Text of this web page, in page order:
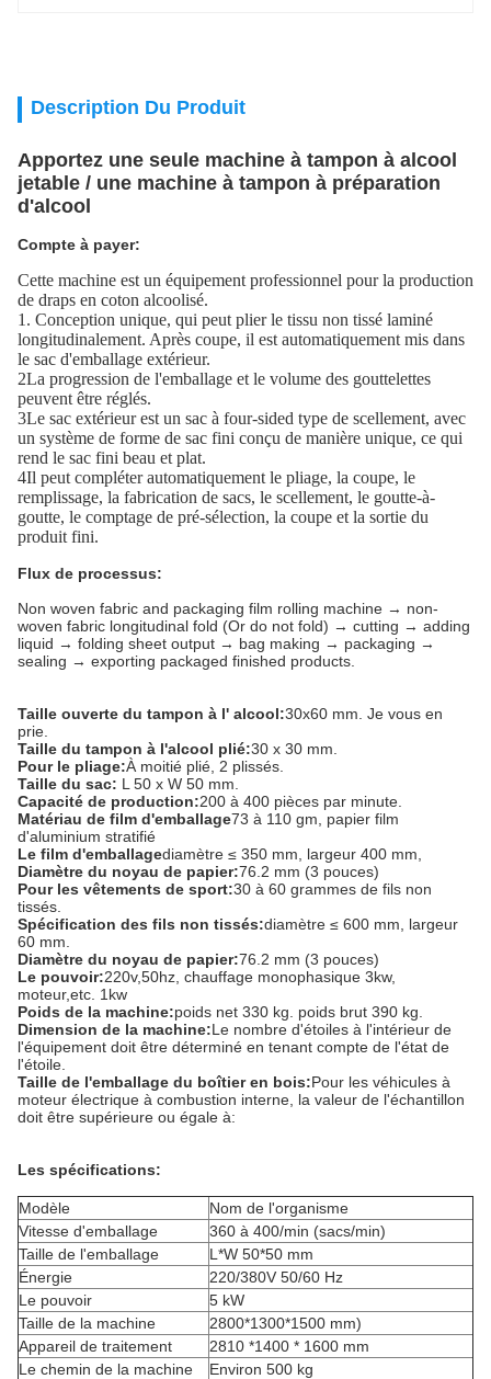
Description Du Produit
Apportez une seule machine à tampon à alcool
jetable / une machine à tampon à préparation
d'alcool
Compte à payer:
Cette machine est un équipement professionnel pour la production
de draps en coton alcoolisé.
1. Conception unique, qui peut plier le tissu non tissé laminé
longitudinalement. Après coupe, il est automatiquement mis dans
le sac d'emballage extérieur.
2La progression de l'emballage et le volume des gouttelettes
peuvent être réglés.
3Le sac extérieur est un sac à four-sided type de scellement, avec
un système de forme de sac fini conçu de manière unique, ce qui
rend le sac fini beau et plat.
4Il peut compléter automatiquement le pliage, la coupe, le
remplissage, la fabrication de sacs, le scellement, le goutte-à-
goutte, le comptage de pré-sélection, la coupe et la sortie du
produit fini.
Flux de processus:
Non woven fabric and packaging film rolling machine → non-
woven fabric longitudinal fold (Or do not fold) → cutting → adding
liquid → folding sheet output → bag making → packaging →
sealing → exporting packaged finished products.
Taille ouverte du tampon à l' alcool:30x60 mm. Je vous en
prie.
Taille du tampon à l'alcool plié:30 x 30 mm.
Pour le pliage:À moitié plié, 2 plissés.
Taille du sac: L 50 x W 50 mm.
Capacité de production:200 à 400 pièces par minute.
Matériau de film d'emballage73 à 110 gm, papier film
d'aluminium stratifié
Le film d'emballagediamètre ≤ 350 mm, largeur 400 mm,
Diamètre du noyau de papier:76.2 mm (3 pouces)
Pour les vêtements de sport:30 à 60 grammes de fils non
tissés.
Spécification des fils non tissés:diamètre ≤ 600 mm, largeur
60 mm.
Diamètre du noyau de papier:76.2 mm (3 pouces)
Le pouvoir:220v,50hz, chauffage monophasique 3kw,
moteur,etc. 1kw
Poids de la machine:poids net 330 kg. poids brut 390 kg.
Dimension de la machine:Le nombre d'étoiles à l'intérieur de
l'équipement doit être déterminé en tenant compte de l'état de
l'étoile.
Taille de l'emballage du boîtier en bois:Pour les véhicules à
moteur électrique à combustion interne, la valeur de l'échantillon
doit être supérieure ou égale à:
Les spécifications:
Modèle
Nom de l'organisme
Vitesse d'emballage
360 à 400/min (sacs/min)
Taille de l'emballage
L*W 50*50 mm
Énergie
220/380V 50/60 Hz
Le pouvoir
5 kW
Taille de la machine
2800*1300*1500 mm)
Appareil de traitement
2810 *1400 * 1600 mm
Le chemin de la machine
Environ 500 kg